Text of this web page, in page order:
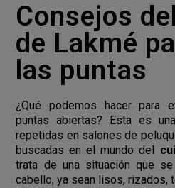
Consejos
de Lakmé
las puntas
¿Qué podemos hacer para
puntas abiertas? Esta es
repetidas en salones de
buscadas en el mundo del
trata de una situación que
cabello, ya sean lisos, rizados,